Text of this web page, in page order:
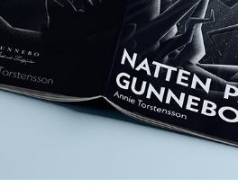
Natten på